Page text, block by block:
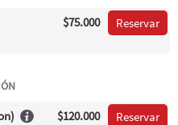
$75.000 Reservar
$120.000 Reservar